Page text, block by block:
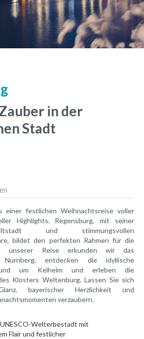
in der
Stadt
einer festlichen Weihnachtsreise voller
Highlights. Regensburg, mit seiner
und stimmungsvollen
bildet den perfekten Rahmen für die
unserer Reise erkunden wir das
Nürnberg, entdecken die idyllische
um Kelheim und erleben die
Klosters Weltenburg. Lassen Sie sich
bayerischer Herzlichkeit und
verzaubern.
Welterbestadt mit
Flair und festlicher